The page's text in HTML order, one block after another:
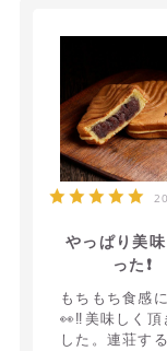
やっぱり美
った❗
もちもち食感
👀‼️美味しく頂
した。連荘する